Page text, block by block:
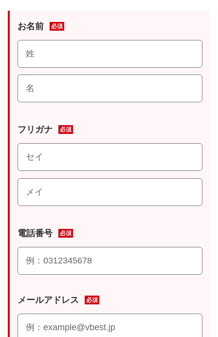
お名前 必須
フリガナ 必須
電話番号 必須
メールアドレス 必須